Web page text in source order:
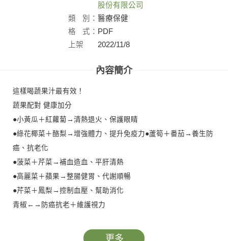
股份有限公司
類
別： 醫療保健
格
式： PDF
上架
2022/11/8
內容簡介
這樣喝蔬果汁最有效！
蔬果配對 健康加分
●小黃瓜＋紅蘿蔔→清熱退火、保護眼睛
●綠花椰菜＋酪梨→增強體力、提升免疫力●蘆筍＋番茄→養生防
癌、抗老化
●菠菜＋芹菜→補血造血、平肝清熱
●高麗菜＋蘋果→整腸健胃、代謝順暢
●芹菜＋鳳梨→控制血壓、幫助消化
青椒←→防癌抗老＋維護視力
紅肉葡萄柚←→開胃爽口＋降膽固醇
更多